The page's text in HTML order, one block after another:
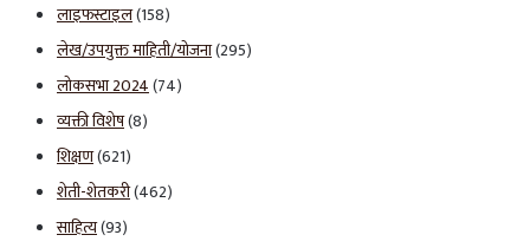
लाइफस्टाइल(158)
लेख/उपयुक्त माहिती/योजना(295)
लोकसभा 2024(74)
व्यक्ती विशेष(8)
शिक्षण(621)
शेती-शेतकरी(462)
साहित्य(93)